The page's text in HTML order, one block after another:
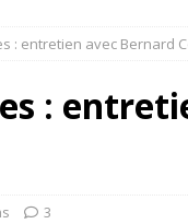
: entretien avec Bernard
:
3